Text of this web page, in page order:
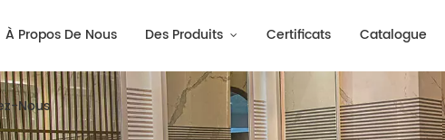
À Propos De Nous Des Produits Certificats Catalogue
Nous